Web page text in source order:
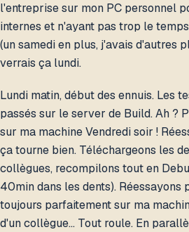
l'entreprise sur mon PC personnel
internes et n'ayant pas trop le
(un samedi en plus, j'avais d'autres
verrais ça lundi.
Lundi matin, début des ennuis. Les
passés sur le server de Build. Ah ?
sur ma machine Vendredi soir !
ça tourne bien. Téléchargeons les
collègues, recompilons tout en
40min dans les dents). Réessayons
toujours parfaitement sur ma
d'un collègue... Tout roule. En